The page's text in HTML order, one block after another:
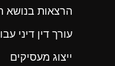
הרצאות בנושא
עורך דין דיני
ייצוג מעסיקים